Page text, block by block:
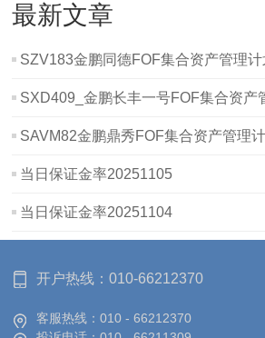
最新文章
SZV183金鹏同德FOF集合资产管理计划净值波动表
SXD409_金鹏长丰一号FOF集合资产管理计划_20251031_
SAVM82金鹏鼎秀FOF集合资产管理计划净值波动表
当日保证金率20251105
当日保证金率20251104
开户热线：010-66212370
客服热线：010 - 66212370